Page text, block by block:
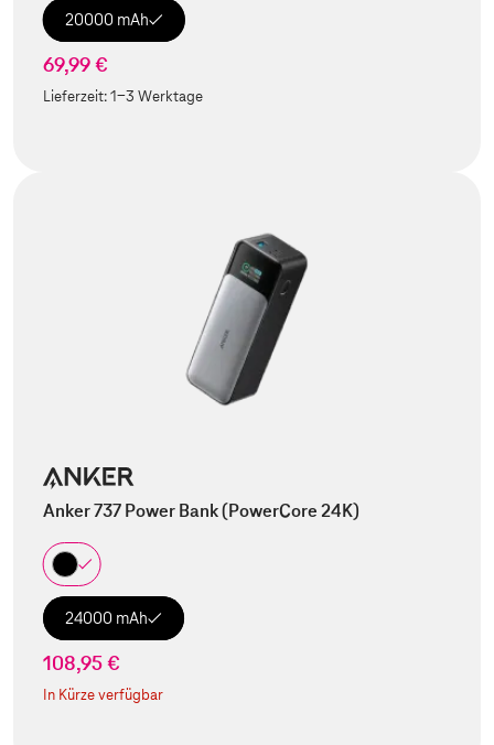
20000 mAh
69,99 €
Lieferzeit:1-3 Werktage
Anker 737 Power Bank (PowerCore 24K)
24000 mAh
108,95 €
In Kürze verfügbar